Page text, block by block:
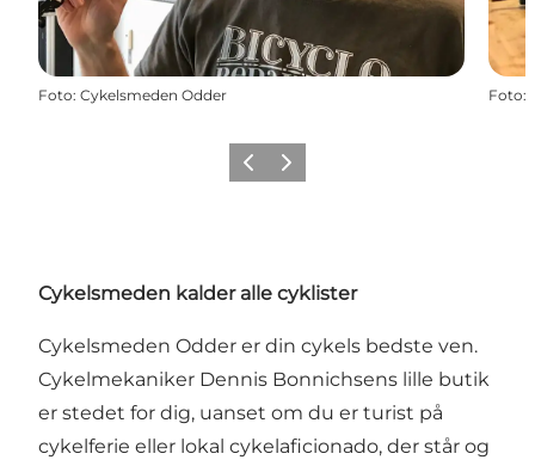
Foto: Cykelsmeden Odder Foto:
ForrigeNæste
Cykelsmeden kalder alle cyklister
Cykelsmeden Odder er din cykels bedste ven.
Cykelmekaniker Dennis Bonnichsens lille butik
er stedet for dig, uanset om du er turist på
cykelferie eller lokal cykelaficionado, der står og